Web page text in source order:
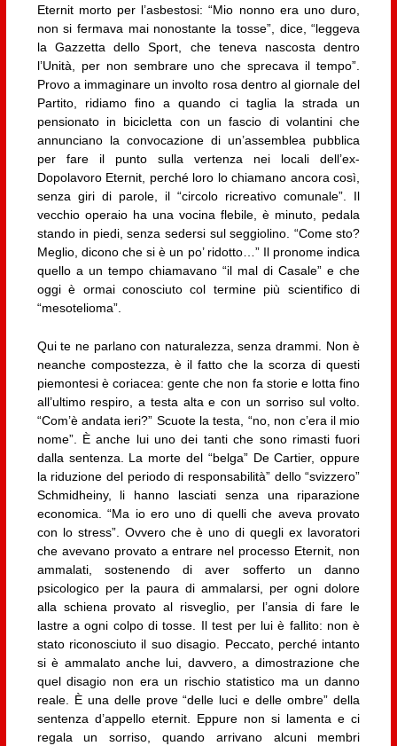
Eternit morto per l’asbestosi: “Mio nonno era uno duro,
non si fermava mai nonostante la tosse”, dice, “leggeva
la Gazzetta dello Sport, che teneva nascosta dentro
l’Unità, per non sembrare uno che sprecava il tempo”.
Provo a immaginare un involto rosa dentro al giornale del
Partito, ridiamo fino a quando ci taglia la strada un
pensionato in bicicletta con un fascio di volantini che
annunciano la convocazione di un’assemblea pubblica
per fare il punto sulla vertenza nei locali dell’ex-
Dopolavoro Eternit, perché loro lo chiamano ancora così,
senza giri di parole, il “circolo ricreativo comunale”. Il
vecchio operaio ha una vocina flebile, è minuto, pedala
stando in piedi, senza sedersi sul seggiolino. “Come sto?
Meglio, dicono che si è un po’ ridotto…” Il pronome indica
quello a un tempo chiamavano “il mal di Casale” e che
oggi è ormai conosciuto col termine più scientifico di
“mesotelioma”.
Qui te ne parlano con naturalezza, senza drammi. Non è
neanche compostezza, è il fatto che la scorza di questi
piemontesi è coriacea: gente che non fa storie e lotta fino
all’ultimo respiro, a testa alta e con un sorriso sul volto.
“Com’è andata ieri?” Scuote la testa, “no, non c’era il mio
nome”. È anche lui uno dei tanti che sono rimasti fuori
dalla sentenza. La morte del “belga” De Cartier, oppure
la riduzione del periodo di responsabilità” dello “svizzero”
Schmidheiny, li hanno lasciati senza una riparazione
economica. “Ma io ero uno di quelli che aveva provato
con lo stress”. Ovvero che è uno di quegli ex lavoratori
che avevano provato a entrare nel processo Eternit, non
ammalati, sostenendo di aver sofferto un danno
psicologico per la paura di ammalarsi, per ogni dolore
alla schiena provato al risveglio, per l’ansia di fare le
lastre a ogni colpo di tosse. Il test per lui è fallito: non è
stato riconosciuto il suo disagio. Peccato, perché intanto
si è ammalato anche lui, davvero, a dimostrazione che
quel disagio non era un rischio statistico ma un danno
reale. È una delle prove “delle luci e delle ombre” della
sentenza d’appello eternit. Eppure non si lamenta e ci
regala un sorriso, quando arrivano alcuni membri